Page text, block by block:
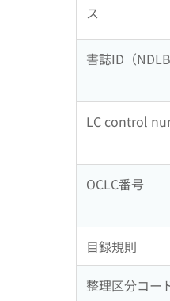
ス
書誌ID（
LC control
OCLC番号
目録規則
整理区分コー